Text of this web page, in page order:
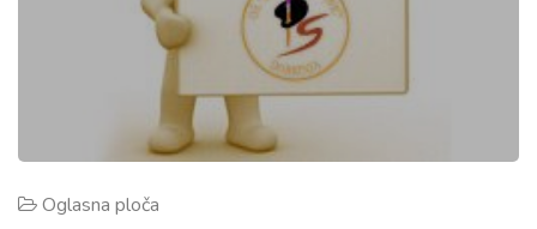
Oglasna ploča